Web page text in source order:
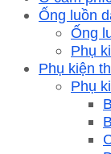
Ống luồn
Ống
Phụ
Phụ kiện
Phụ